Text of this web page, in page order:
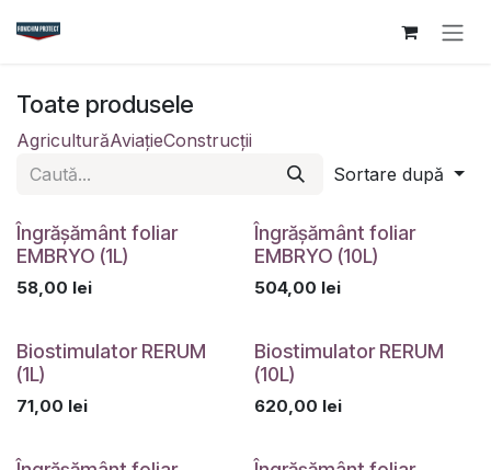
Toate produsele
AgriculturăAviațieConstrucții
Sortare după
Îngrășământ foliar
EMBRYO (1L)
58,00 lei
Îngrășământ foliar
EMBRYO (10L)
504,00 lei
Biostimulator RERUM
(1L)
71,00 lei
Biostimulator RERUM
(10L)
620,00 lei